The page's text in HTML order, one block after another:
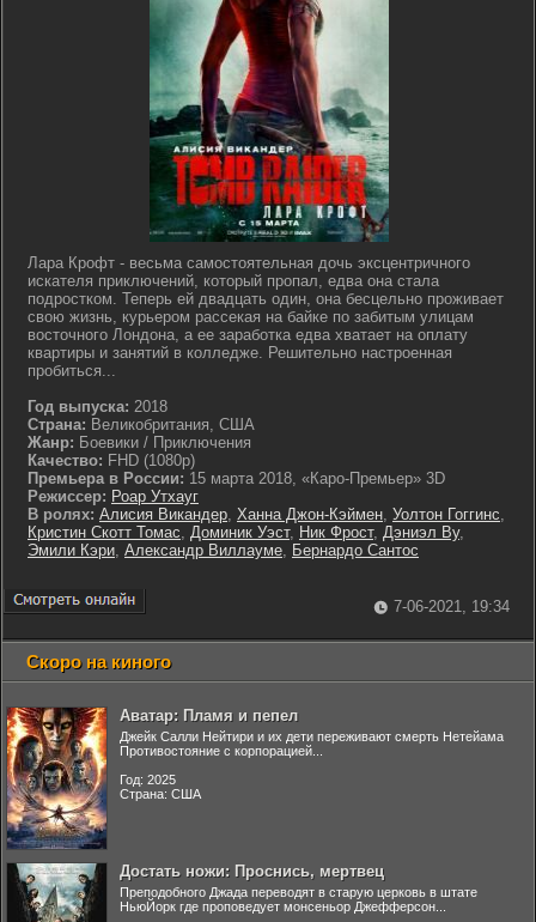
Лара Крофт - весьма самостоятельная дочь эксцентричного
искателя приключений, который пропал, едва она стала
подростком. Теперь ей двадцать один, она бесцельно проживает
свою жизнь, курьером рассекая на байке по забитым улицам
восточного Лондона, а ее заработка едва хватает на оплату
квартиры и занятий в колледже. Решительно настроенная
пробиться...
Год выпуска: 2018
Страна: Великобритания, США
Жанр: Боевики / Приключения
Качество: FHD (1080p)
Премьера в России: 15 марта 2018, «Каро-Премьер» 3D
Режиссер: Роар Утхауг
В ролях: Алисия Викандер, Ханна Джон-Кэймен, Уолтон Гоггинс,
Кристин Скотт Томас, Доминик Уэст, Ник Фрост, Дэниэл Ву,
Эмили Кэри, Александр Виллауме, Бернардо Сантос
7-06-2021, 19:34
Скоро на киного
Аватар: Пламя и пепел
Джейк Салли Нейтири и их дети переживают смерть Нетейама
Противостояние с корпорацией...
Год: 2025
Страна: США
Достать ножи: Проснись, мертвец
Преподобного Джада переводят в старую церковь в штате
НьюЙорк где проповедует монсеньор Джефферсон...